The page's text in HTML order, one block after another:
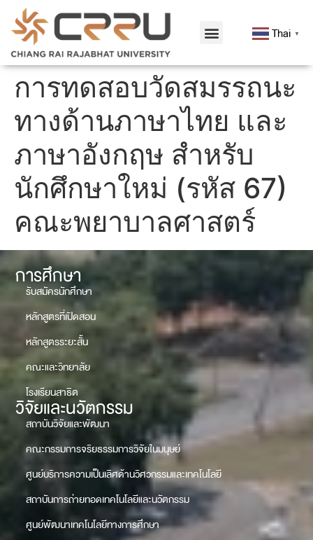
Thai ▼
การทดสอบวัดสมรรถนะ
ทางด้านภาษาไทย และ
ภาษาอังกฤษ สำหรับ
นักศึกษาใหม่ (รหัส 67)
คณะพยาบาลศาสตร์
การศึกษา
รับสมัครนักศึกษา
หลักสูตรที่เปิดสอน
หลักสูตรระยะสั้น
คณะและวิทยาลัย
โรงเรียนสาธิต
วิจัยและนวัตกรรม
สถาบันวิจัยและพัฒนา
คณะกรรมการจริยธรรมการวิจัยในมนุษย์
ศูนย์บริการความเป็นเลิศด้านวิศวกรรมและเทคโนโลยี
สถาบันการถ่ายทอดเทคโนโลยีและนวัตกรรม
ศูนย์พัฒนาเทคโนโลยีทางการศึกษา